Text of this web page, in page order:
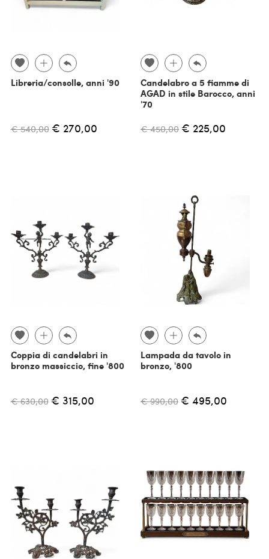
Libreria/consolle, anni '90
€ 540,00 € 270,00
Candelabro a 5 fiamme di
AGAD in stile Barocco, anni
'70
€ 450,00 € 225,00
Coppia di candelabri in
bronzo massiccio, fine '800
€ 630,00 € 315,00
Lampada da tavolo in
bronzo, '800
€ 990,00 € 495,00